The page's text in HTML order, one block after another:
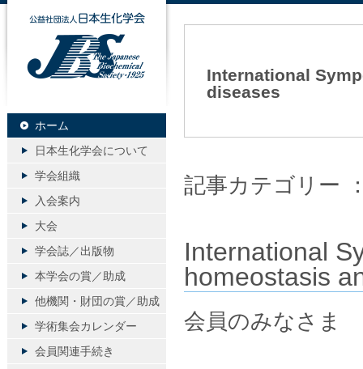
International
diseases
記事カテゴリー
International
homeostasis
会員のみなさま
公益社団法人日本生化学会
ホーム
日本生化学会について
学会組織
入会案内
大会
学会誌／出版物
本学会の賞／助成
他機関・財団の賞／助成
学術集会カレンダー
会員関連手続き